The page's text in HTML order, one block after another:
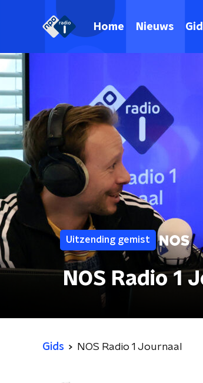
Home Nieuws
Uitzending gemist
NOS Radio 1
Gids NOS Radio 1 Journaal